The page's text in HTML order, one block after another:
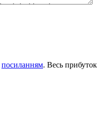
посиланням. Весь